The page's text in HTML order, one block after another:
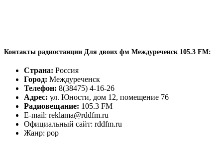
Контакты радиостанции Для двоих фм Междуреченск 105.3 FM:
Страна: Россия
Город: Междуреченск
Телефон: 8(38475) 4-16-26
Адрес: ул. Юности, дом 12, помещение 76
Радиовещание: 105.3 FM
E-mail: reklama@rddfm.ru
Официальный сайт: rddfm.ru
Жанр: pop